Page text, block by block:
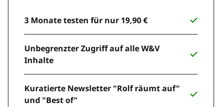
3 Monate testen für nur 19,90 €
Unbegrenzter Zugriff auf alle W&V
Inhalte
Kuratierte Newsletter "Rolf räumt auf"
und "Best of"